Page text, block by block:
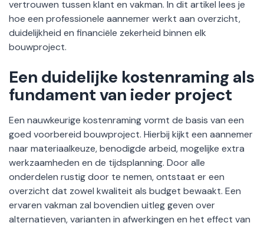
vertrouwen tussen klant en vakman. In dit artikel lees je
hoe een professionele aannemer werkt aan overzicht,
duidelijkheid en financiële zekerheid binnen elk
bouwproject.
Een duidelijke kostenraming als
fundament van ieder project
Een nauwkeurige kostenraming vormt de basis van een
goed voorbereid bouwproject. Hierbij kijkt een aannemer
naar materiaalkeuze, benodigde arbeid, mogelijke extra
werkzaamheden en de tijdsplanning. Door alle
onderdelen rustig door te nemen, ontstaat er een
overzicht dat zowel kwaliteit als budget bewaakt. Een
ervaren vakman zal bovendien uitleg geven over
alternatieven, varianten in afwerkingen en het effect van